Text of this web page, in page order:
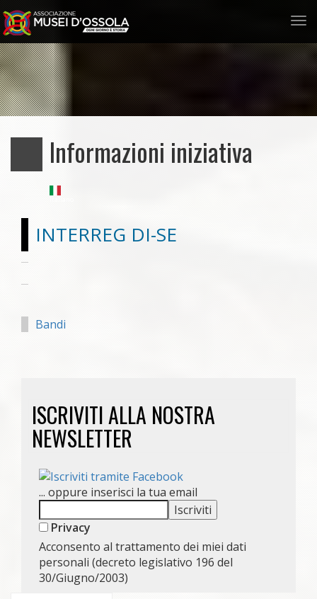
Salta
al
contenuto
principale
Informazioni iniziativa
INTERREG DI-SE
Bandi
ISCRIVITI ALLA NOSTRA
NEWSLETTER
... oppure inserisci la tua email
Privacy
Acconsento al trattamento dei miei dati
personali (decreto legislativo 196 del
30/Giugno/2003)